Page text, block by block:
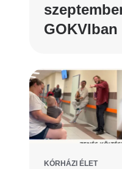
GOKVIban
KÓRHÁZI ÉLET